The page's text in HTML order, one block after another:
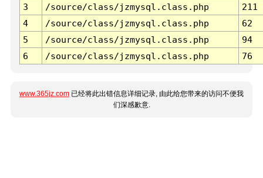
3 /source/class/jzmysql.class.php
211
4
/source/class/jzmysql.class.php
62
5
/source/class/jzmysql.class.php
94
6
/source/class/jzmysql.class.php 76
www.365jz.com 已经将此出错信息详细记录, 由此给您带来的访问不便我
们深感歉意.